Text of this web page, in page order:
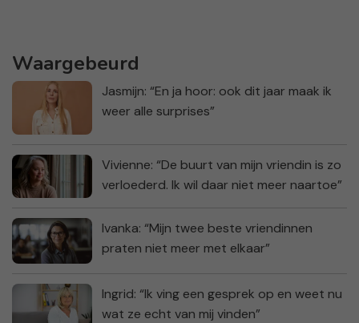
Waargebeurd
Jasmijn: “En ja hoor: ook dit jaar maak ik
weer alle surprises”
Vivienne: “De buurt van mijn vriendin is zo
verloederd. Ik wil daar niet meer naartoe”
Ivanka: “Mijn twee beste vriendinnen
praten niet meer met elkaar”
Ingrid: “Ik ving een gesprek op en weet nu
wat ze echt van mij vinden”